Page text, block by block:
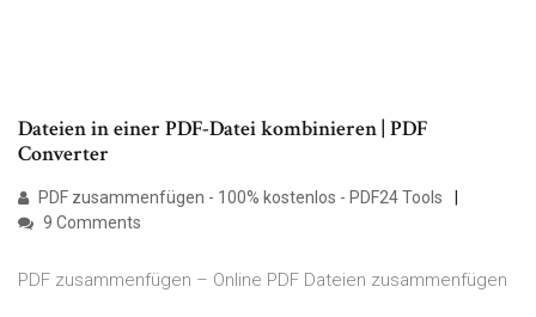
Dateien in einer PDF-Datei kombinieren | PDF
Converter
PDF zusammenfügen - 100% kostenlos - PDF24 Tools
9 Comments
PDF zusammenfügen – Online PDF Dateien zusammenfügen